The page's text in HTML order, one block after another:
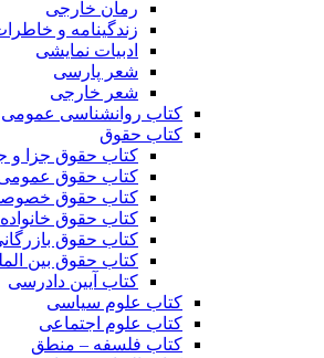
رمان خارجی
زندگینامه و
ادبیات نمایشی
شعر پارسی
شعر خارجی
کتاب روانشناسی عمومی
کتاب حقوق
کتاب حقوق جزا و
کتاب حقوق
کتاب حقوق
کتاب حقوق خانواده
کتاب حقوق
کتاب حقوق بین
کتاب آیین دادرسی
کتاب علوم سیاسی
کتاب علوم اجتماعی
کتاب فلسفه – منطق